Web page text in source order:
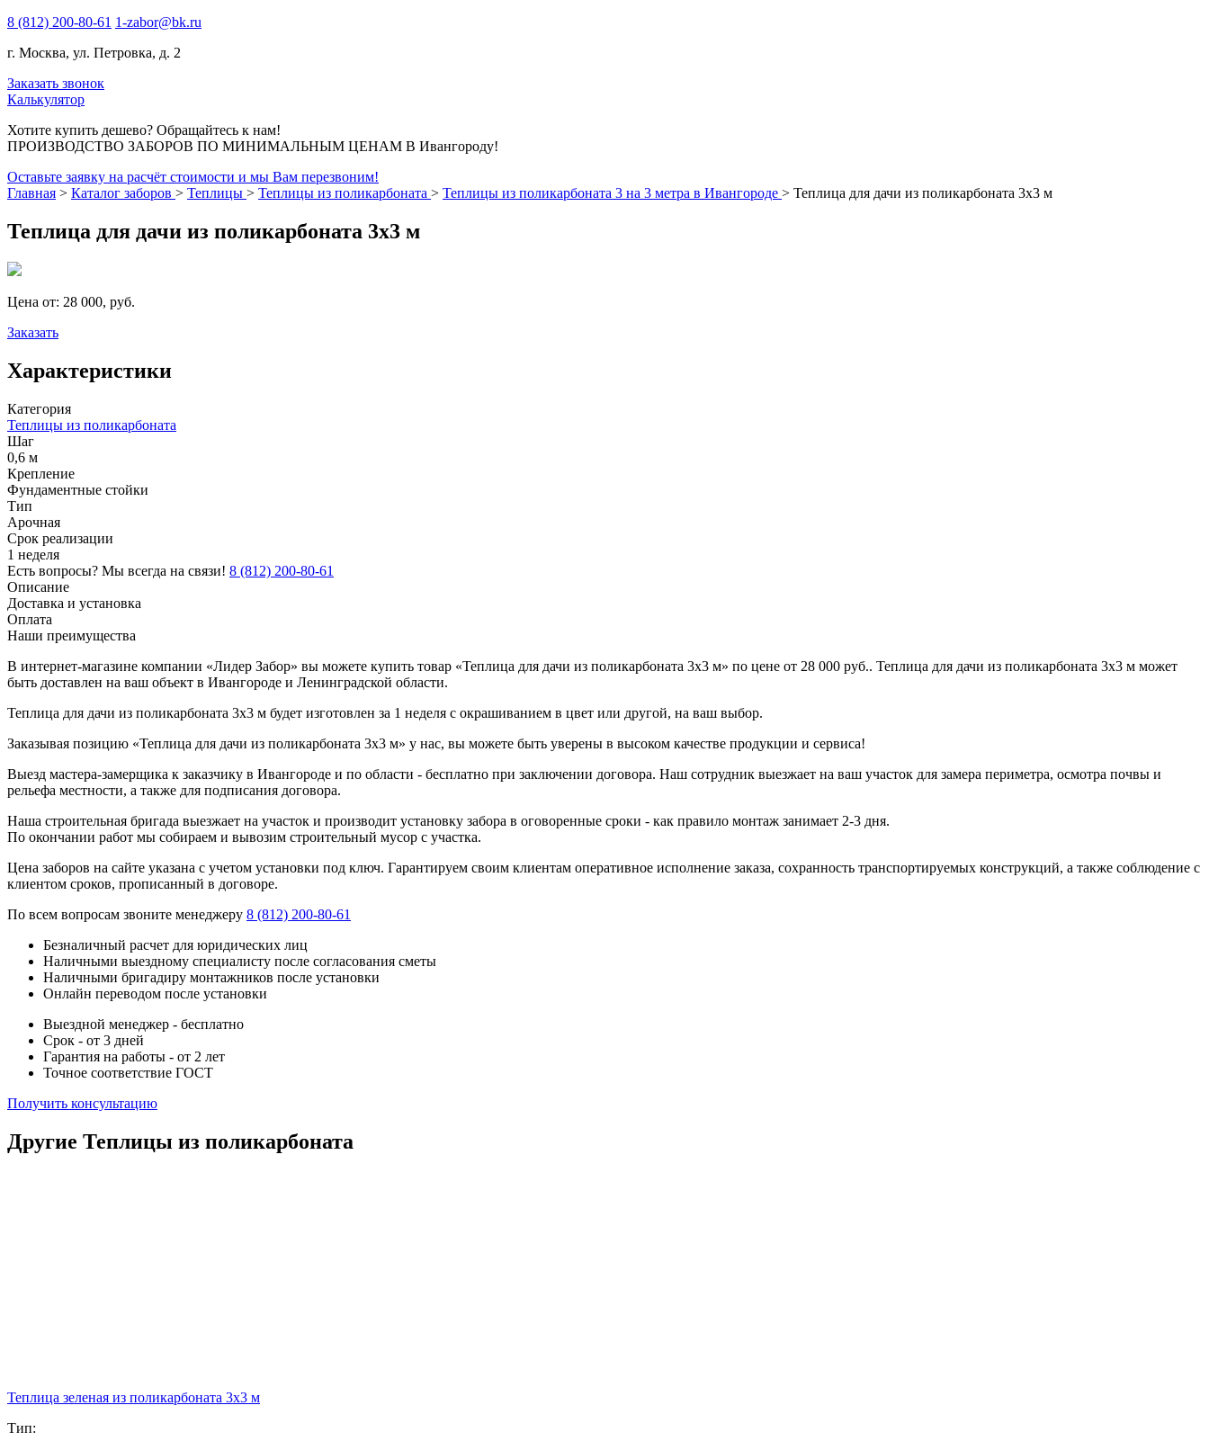
8 (812) 200-80-61 1-zabor@bk.ru
г. Москва, ул. Петровка, д. 2
Заказать звонок
Калькулятор
Хотите купить дешево? Обращайтесь к нам!
ПРОИЗВОДСТВО ЗАБОРОВ ПО МИНИМАЛЬНЫМ ЦЕНАМ В Ивангороду!
Оставьте заявку на расчёт стоимости и мы Вам перезвоним!
Главная > Каталог заборов > Теплицы > Теплицы из поликарбоната > Теплицы из поликарбоната 3 на 3 метра в Ивангороде > Теплица для дачи из поликарбоната 3х3 м
Теплица для дачи из поликарбоната 3х3 м
Цена от: 28 000, руб.
Заказать
Характеристики
Категория
Теплицы из поликарбоната
Шаг
0,6 м
Крепление
Фундаментные стойки
Тип
Арочная
Срок реализации
1 неделя
Есть вопросы? Мы всегда на связи! 8 (812) 200-80-61
Описание
Доставка и установка
Оплата
Наши преимущества
В интернет-магазине компании «Лидер Забор» вы можете купить товар «Теплица для дачи из поликарбоната 3х3 м» по цене от 28 000 руб.. Теплица для дачи из поликарбоната 3х3 м может
быть доставлен на ваш объект в Ивангороде и Ленинградской области.
Теплица для дачи из поликарбоната 3х3 м будет изготовлен за 1 неделя с окрашиванием в цвет или другой, на ваш выбор.
Заказывая позицию «Теплица для дачи из поликарбоната 3х3 м» у нас, вы можете быть уверены в высоком качестве продукции и сервиса!
Выезд мастера-замерщика к заказчику в Ивангороде и по области - бесплатно при заключении договора. Наш сотрудник выезжает на ваш участок для замера периметра, осмотра почвы и
рельефа местности, а также для подписания договора.
Наша строительная бригада выезжает на участок и производит установку забора в оговоренные сроки - как правило монтаж занимает 2-3 дня.
По окончании работ мы собираем и вывозим строительный мусор с участка.
Цена заборов на сайте указана с учетом установки под ключ. Гарантируем своим клиентам оперативное исполнение заказа, сохранность транспортируемых конструкций, а также соблюдение с
клиентом сроков, прописанный в договоре.
По всем вопросам звоните менеджеру 8 (812) 200-80-61
Безналичный расчет для юридических лиц
Наличными выездному специалисту после согласования сметы
Наличными бригадиру монтажников после установки
Онлайн переводом после установки
Выездной менеджер - бесплатно
Срок - от 3 дней
Гарантия на работы - от 2 лет
Точное соответствие ГОСТ
Получить консультацию
Другие Теплицы из поликарбоната
Теплица зеленая из поликарбоната 3х3 м
Тип: